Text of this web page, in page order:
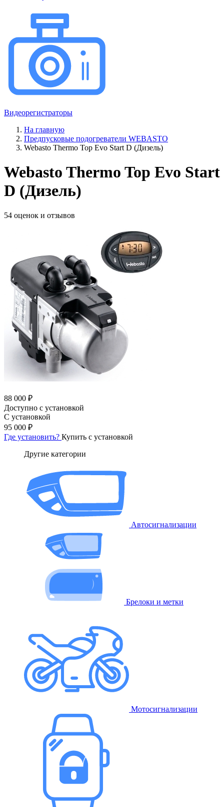
Видеорегистраторы
На главную
Предпусковые подогреватели WEBASTO
Webasto Thermo Top Evo Start D (Дизель)
Webasto Thermo Top Evo Start
D (Дизель)
54 оценок и отзывов
88 000 ₽
Доступно с установкой
С установкой
95 000 ₽
Где установить? Купить с установкой
Другие категории
Автосигнализации
Брелоки и метки
Мотосигнализации